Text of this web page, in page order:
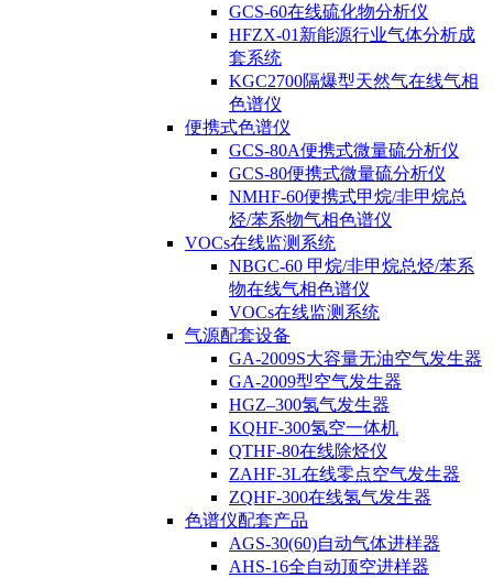
GCS-60在线硫化物分析仪
HFZX-01新能源行业气体分析成
套系统
KGC2700隔爆型天然气在线气相
色谱仪
便携式色谱仪
GCS-80A便携式微量硫分析仪
GCS-80便携式微量硫分析仪
NMHF-60便携式甲烷/非甲烷总
烃/苯系物气相色谱仪
VOCs在线监测系统
NBGC-60 甲烷/非甲烷总烃/苯系
物在线气相色谱仪
VOCs在线监测系统
气源配套设备
GA-2009S大容量无油空气发生器
GA-2009型空气发生器
HGZ–300氢气发生器
KQHF-300氢空一体机
QTHF-80在线除烃仪
ZAHF-3L在线零点空气发生器
ZQHF-300在线氢气发生器
色谱仪配套产品
AGS-30(60)自动气体进样器
AHS-16全自动顶空进样器